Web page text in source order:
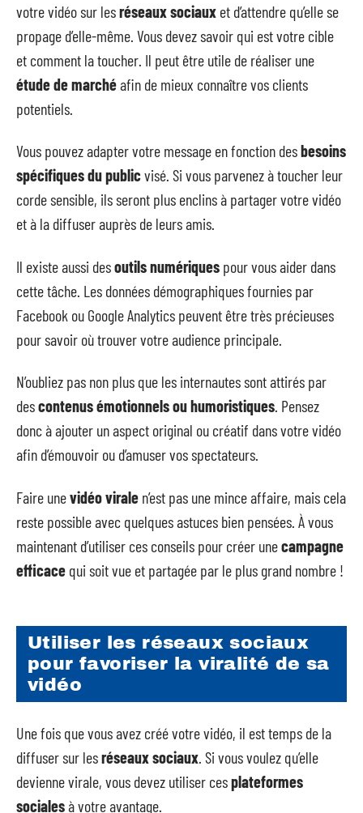
votre vidéo sur lesréseaux sociaux et d’attendre qu’elle se
propage d’elle-même. Vous devez savoir qui est votre cible
et comment la toucher. Il peut être utile de réaliser une
étude de marchéafin de mieux connaître vos clients
potentiels.
Vous pouvez adapter votre message en fonction desbesoins
spécifiques du publicvisé. Si vous parvenez à toucher leur
corde sensible, ils seront plus enclins à partager votre vidéo
et à la diffuser auprès de leurs amis.
Il existe aussi desoutils numériques pour vous aider dans
cette tâche. Les données démographiques fournies par
Facebook ou Google Analytics peuvent être très précieuses
pour savoir où trouver votre audience principale.
N’oubliez pas non plus que les internautes sont attirés par
descontenus émotionnels ou humoristiques. Pensez
donc à ajouter un aspect original ou créatif dans votre vidéo
afin d’émouvoir ou d’amuser vos spectateurs.
Faire unevidéo virale n’est pas une mince affaire, mais cela
reste possible avec quelques astuces bien pensées. À vous
maintenant d’utiliser ces conseils pour créer unecampagne
efficace qui soit vue et partagée par le plus grand nombre !
Utiliser les réseaux sociaux
pour favoriser la viralité de sa
vidéo
Une fois que vous avez créé votre vidéo, il est temps de la
diffuser sur lesréseaux sociaux . Si vous voulez qu’elle
devienne virale, vous devez utiliser cesplateformes
socialesà votre avantage.